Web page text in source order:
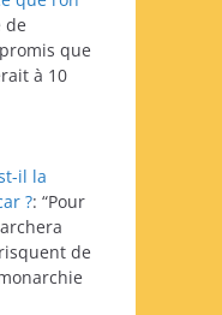
de
que
à 10
il la
?: “Pour
de